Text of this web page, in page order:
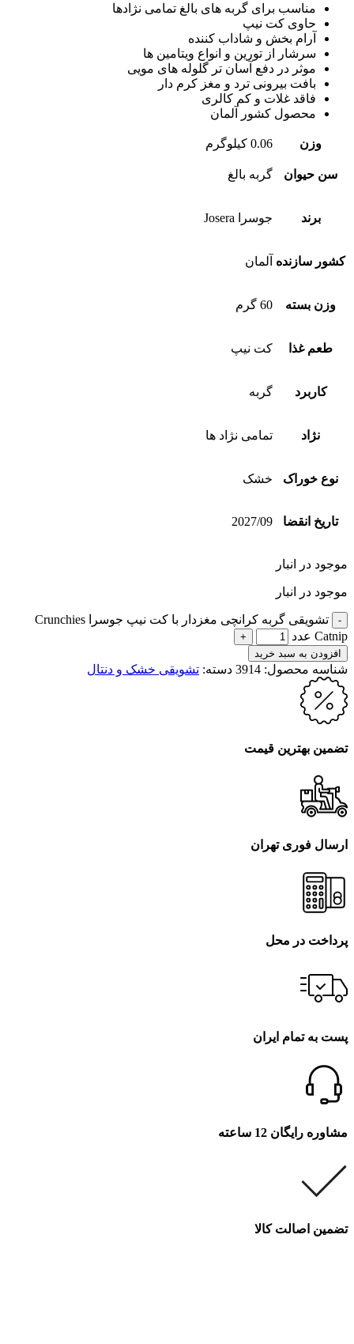
مناسب برای گربه های بالغ تمامی نژادها
حاوی کت نیپ
آرام بخش و شاداب کننده
سرشار از تورین و انواع ویتامین ها
موثر در دفع آسان تر گلوله های مویی
بافت بیرونی ترد و مغز کرم دار
فاقد غلات و کم کالری
محصول کشور آلمان
وزن 0.06 کیلوگرم
سن حیوان گربه بالغ
برند جوسرا Josera
کشور سازنده آلمان
وزن بسته 60 گرم
طعم غذا کت نیپ
کاربرد گربه
نژاد تمامی نژاد ها
نوع خوراک خشک
تاریخ انقضا 2027/09
موجود در انبار
موجود در انبار
تشویقی گربه کرانچی مغزدار با کت نیپ جوسرا Crunchies
Catnip عدد
افزودن به سبد خرید
شناسه محصول: 3914 دسته: تشویقی خشک و دنتال
تضمین بهترین قیمت
ارسال فوری تهران
پرداخت در محل
پست به تمام ایران
مشاوره رایگان 12 ساعته
تضمین اصالت کالا